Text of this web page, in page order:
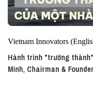
Vietnam Innovators
Hành trình "trưởng
Minh, Chairman &